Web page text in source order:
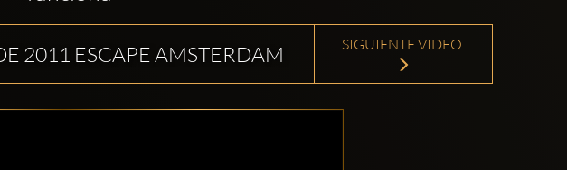
2011 ESCAPE AMSTERDAM SIGUIENTE VIDEO